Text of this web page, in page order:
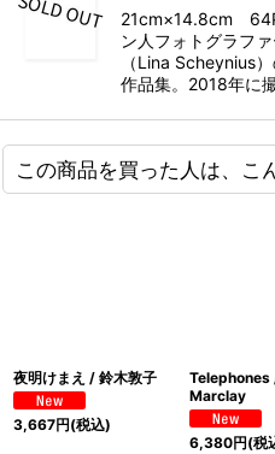
21cm×14.8cm
ン人フォトグラフ
（Lina Scheynius
作品集。2018年に
この商品を買った人は、こ
夜明けまえ / 鈴木敦子
3,667円(税込)
Marclay
6,380円(税